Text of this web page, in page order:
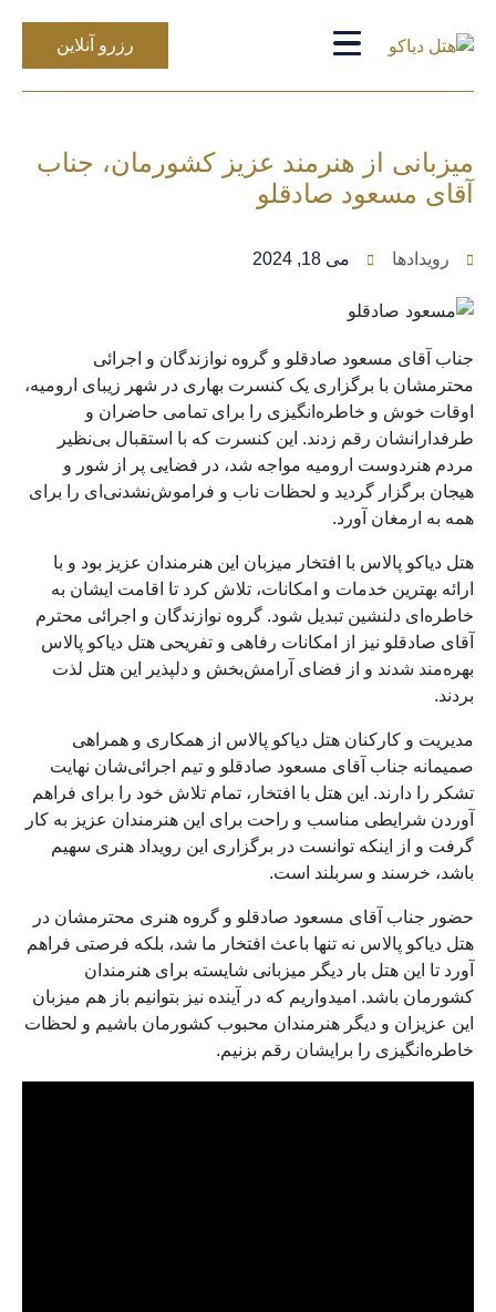
رزرو آنلاین
میزبانی از هنرمند عزیز کشورمان، جناب
آقای مسعود صادقلو
رویدادها می 18, 2024
جناب آقای مسعود صادقلو و گروه نوازندگان و اجرائی
محترمشان با برگزاری یک کنسرت بهاری در شهر زیبای ارومیه،
اوقات خوش و خاطره‌انگیزی را برای تمامی حاضران و
طرفدارانشان رقم زدند. این کنسرت که با استقبال بی‌نظیر
مردم هنردوست ارومیه مواجه شد، در فضایی پر از شور و
هیجان برگزار گردید و لحظات ناب و فراموش‌نشدنی‌ای را برای
همه به ارمغان آورد.
هتل دیاکو پالاس با افتخار میزبان این هنرمندان عزیز بود و با
ارائه بهترین خدمات و امکانات، تلاش کرد تا اقامت ایشان به
خاطره‌ای دلنشین تبدیل شود. گروه نوازندگان و اجرائی محترم
آقای صادقلو نیز از امکانات رفاهی و تفریحی هتل دیاکو پالاس
بهره‌مند شدند و از فضای آرامش‌بخش و دلپذیر این هتل لذت
بردند.
مدیریت و کارکنان هتل دیاکو پالاس از همکاری و همراهی
صمیمانه جناب آقای مسعود صادقلو و تیم اجرائی‌شان نهایت
تشکر را دارند. این هتل با افتخار، تمام تلاش خود را برای فراهم
آوردن شرایطی مناسب و راحت برای این هنرمندان عزیز به کار
گرفت و از اینکه توانست در برگزاری این رویداد هنری سهیم
باشد، خرسند و سربلند است.
حضور جناب آقای مسعود صادقلو و گروه هنری محترمشان در
هتل دیاکو پالاس نه تنها باعث افتخار ما شد، بلکه فرصتی فراهم
آورد تا این هتل بار دیگر میزبانی شایسته برای هنرمندان
کشورمان باشد. امیدواریم که در آینده نیز بتوانیم باز هم میزبان
این عزیزان و دیگر هنرمندان محبوب کشورمان باشیم و لحظات
خاطره‌انگیزی را برایشان رقم بزنیم.